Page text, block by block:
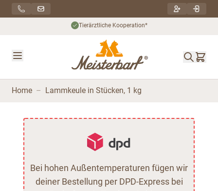
Direkt zum Inhalt
Tierärztliche Kooperation*
Home – Lammkeule in Stücken, 1 kg
Bei hohen Außentemperaturen fügen wir
deiner Bestellung per DPD-Express bei